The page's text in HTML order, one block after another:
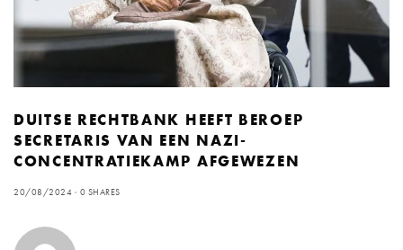
DUITSE RECHTBANK HEEFT BEROEP
SECRETARIS VAN EEN NAZI-
CONCENTRATIEKAMP AFGEWEZEN
20/08/2024 0 SHARES